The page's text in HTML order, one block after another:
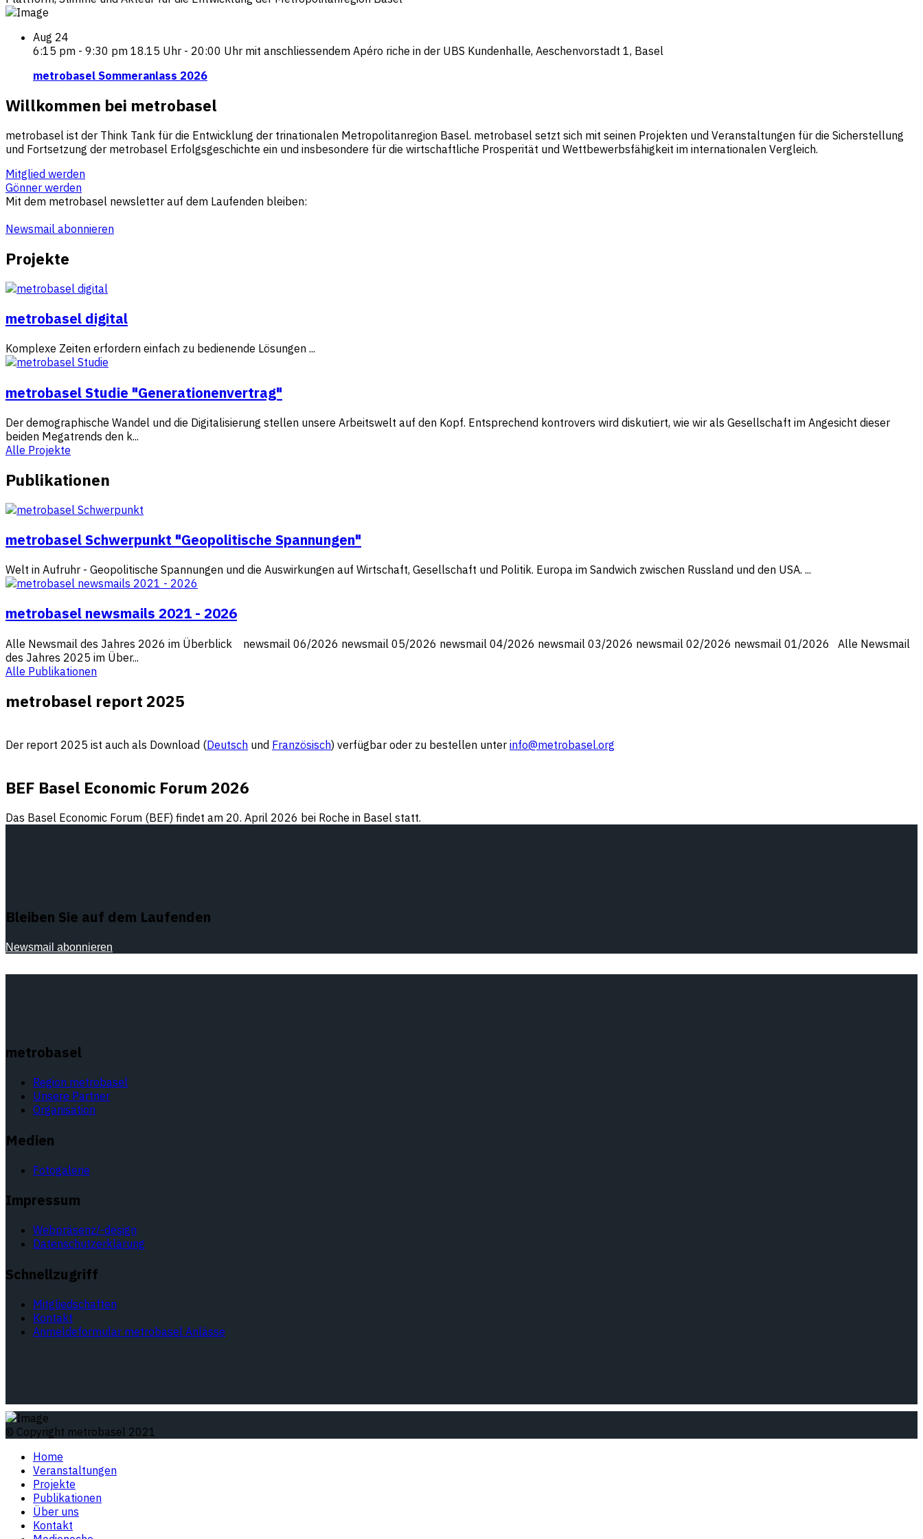
Aug 24
6:15 pm - 9:30 pm 18.15 Uhr - 20:00 Uhr mit anschliessendem Apéro riche in der UBS Kundenhalle, Aeschenvorstadt 1, Basel
metrobasel Sommeranlass 2026
Willkommen bei metrobasel
metrobasel ist der Think Tank für die Entwicklung der trinationalen Metropolitanregion Basel. metrobasel setzt sich mit seinen Projekten und Veranstaltungen für die Sicherstellung
und Fortsetzung der metrobasel Erfolgsgeschichte ein und insbesondere für die wirtschaftliche Prosperität und Wettbewerbsfähigkeit im internationalen Vergleich.
Mitglied werden
Gönner werden
Mit dem metrobasel newsletter auf dem Laufenden bleiben:
Newsmail abonnieren
Projekte
metrobasel digital
Komplexe Zeiten erfordern einfach zu bedienende Lösungen ...
metrobasel Studie "Generationenvertrag"
Der demographische Wandel und die Digitalisierung stellen unsere Arbeitswelt auf den Kopf. Entsprechend kontrovers wird diskutiert, wie wir als Gesellschaft im Angesicht dieser
beiden Megatrends den k...
Alle Projekte
Publikationen
metrobasel Schwerpunkt "Geopolitische Spannungen"
Welt in Aufruhr - Geopolitische Spannungen und die Auswirkungen auf Wirtschaft, Gesellschaft und Politik. Europa im Sandwich zwischen Russland und den USA. ...
metrobasel newsmails 2021 - 2026
Alle Newsmail des Jahres 2026 im Überblick newsmail 06/2026 newsmail 05/2026 newsmail 04/2026 newsmail 03/2026 newsmail 02/2026 newsmail 01/2026 Alle Newsmail
des Jahres 2025 im Über...
Alle Publikationen
metrobasel report 2025
Der report 2025 ist auch als Download (Deutsch und Französisch) verfügbar oder zu bestellen unter info@metrobasel.org
BEF Basel Economic Forum 2026
Das Basel Economic Forum (BEF) findet am 20. April 2026 bei Roche in Basel statt.
Bleiben Sie auf dem Laufenden
Newsmail abonnieren
metrobasel
Region metrobasel
Unsere Partner
Organisation
Medien
Fotogalerie
Impressum
Webpräsenz/-design
Datenschutzerklärung
Schnellzugriff
Mitgliedschaften
Kontakt
Anmeldeformular metrobasel Anlässe
© Copyright metrobasel 2021
Home
Veranstaltungen
Projekte
Publikationen
Über uns
Kontakt